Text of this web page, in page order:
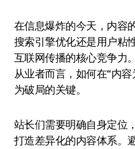
在信息爆炸的今天，内容的价值愈发凸显。无论是
搜索引擎优化还是用户粘
互联网传播的核心竞争力
从业者而言，如何在“内
为破局的关键。
站长们需要明确自身定位
打造差异化的内容体系。